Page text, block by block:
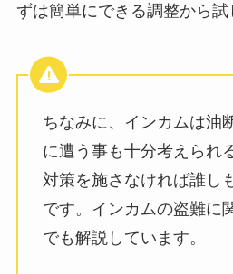
ずは簡単にできる調整から試
ちなみに、インカムは油
に遭う事も十分考えられ
対策を施さなければ誰し
です。インカムの盗難に
でも解説しています。